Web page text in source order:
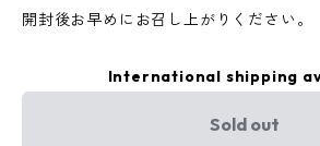
開封後お早めにお召し上がりください。
International shipping
Sold out